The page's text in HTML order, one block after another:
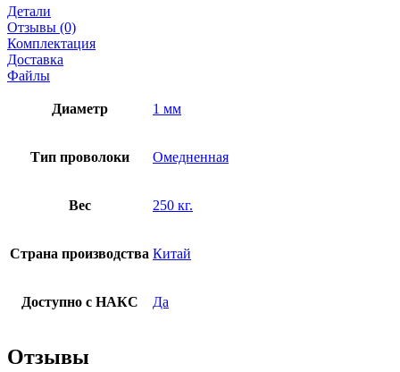
Детали
Отзывы (0)
Комплектация
Доставка
Файлы
Диаметр 1 мм
Тип проволоки Омедненная
Вес 250 кг.
Страна производства Китай
Доступно с НАКС Да
Отзывы